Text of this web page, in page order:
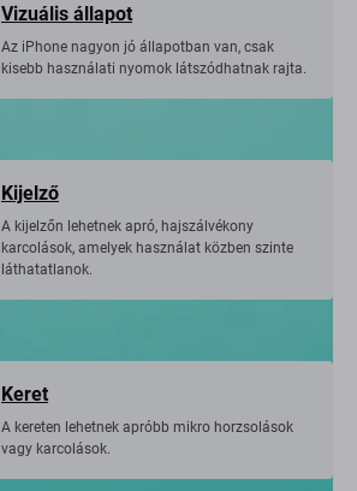
Vizuális állapot
Az iPhone nagyon jó állapotban van, csak
kisebb használati nyomok látszódhatnak rajta.
Kijelző
A kijelzőn lehetnek apró, hajszálvékony
karcolások, amelyek használat közben szinte
láthatatlanok.
Keret
A kereten lehetnek apróbb mikro horzsolások
vagy karcolások.